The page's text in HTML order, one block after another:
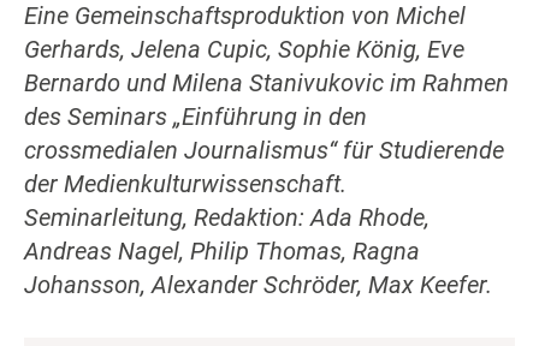
Eine Gemeinschaftsproduktion von Michel
Gerhards, Jelena Cupic, Sophie König, Eve
Bernardo und Milena Stanivukovic im Rahmen
des Seminars „Einführung in den
crossmedialen Journalismus“ für Studierende
der Medienkulturwissenschaft.
Seminarleitung, Redaktion: Ada Rhode,
Andreas Nagel, Philip Thomas, Ragna
Johansson, Alexander Schröder, Max Keefer.